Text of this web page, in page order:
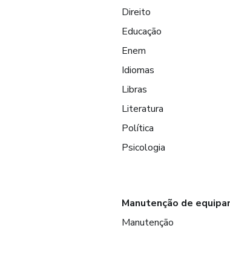
Direito
Educação
Enem
Idiomas
Libras
Literatura
Política
Psicologia
Manutenção de
Manutenção